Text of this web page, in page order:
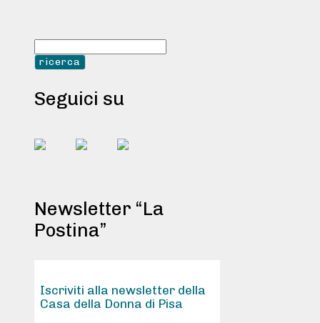
Seguici su
Newsletter “La
Postina”
Iscriviti alla newsletter della
Casa della Donna di Pisa